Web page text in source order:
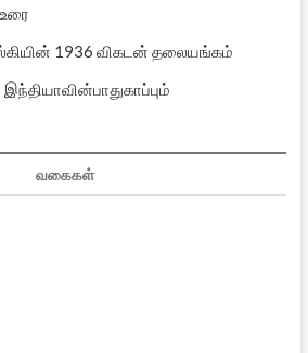
1936 விகடன் தலையங்கம்
வகைகள்